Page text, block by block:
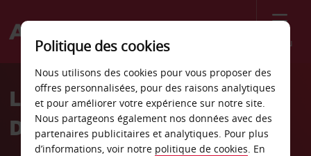
Menu
Welcome
AvisLocation de voiture
Dedham
Politique des cookies
Nous utilisons des cookies pour vous proposer des
offres personnalisées, pour des raisons analytiques
et pour améliorer votre expérience sur notre site.
Nous partageons également nos données avec des
partenaires publicitaires et analytiques. Pour plus
d’informations, voir notre politique de cookies. En